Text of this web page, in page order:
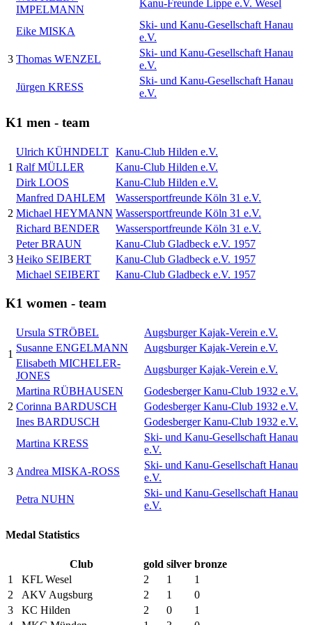
IMPELMANN
Kanu-Freunde Lippe e.V. Wesel
3
Eike MISKA
Ski- und Kanu-Gesellschaft Hanau
e.V.
Thomas WENZEL
Ski- und Kanu-Gesellschaft Hanau
e.V.
Jürgen KRESS
Ski- und Kanu-Gesellschaft Hanau
e.V.
K1 men - team
1
Ulrich KÜHNDELT Kanu-Club Hilden e.V.
Ralf MÜLLER
Kanu-Club Hilden e.V.
Dirk LOOS
Kanu-Club Hilden e.V.
2
Manfred DAHLEM
Wassersportfreunde Köln 31 e.V.
Michael HEYMANN Wassersportfreunde Köln 31 e.V.
Richard BENDER
Wassersportfreunde Köln 31 e.V.
3
Peter BRAUN
Kanu-Club Gladbeck e.V. 1957
Heiko SEIBERT
Kanu-Club Gladbeck e.V. 1957
Michael SEIBERT
Kanu-Club Gladbeck e.V. 1957
K1 women - team
1
Ursula STRÖBEL
Augsburger Kajak-Verein e.V.
Susanne ENGELMANN
Augsburger Kajak-Verein e.V.
Elisabeth MICHELER-
JONES
Augsburger Kajak-Verein e.V.
2
Martina RÜBHAUSEN
Godesberger Kanu-Club 1932 e.V.
Corinna BARDUSCH
Godesberger Kanu-Club 1932 e.V.
Ines BARDUSCH
Godesberger Kanu-Club 1932 e.V.
3
Martina KRESS
Ski- und Kanu-Gesellschaft Hanau
e.V.
Andrea MISKA-ROSS
Ski- und Kanu-Gesellschaft Hanau
e.V.
Petra NUHN
Ski- und Kanu-Gesellschaft Hanau
e.V.
Medal Statistics
Club gold silver bronze
1
KFL Wesel 2 1
1
2
AKV Augsburg 2 1
0
3
KC Hilden 2 0
1